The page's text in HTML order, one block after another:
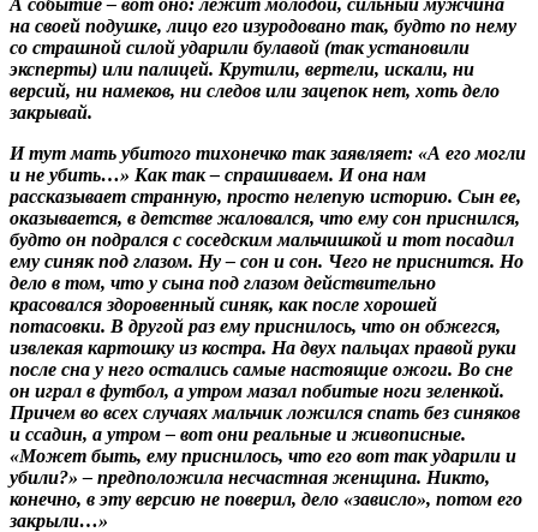
на своей подушке, лицо его изуродовано так, будто по нему
со страшной силой ударили булавой (так установили
эксперты) или палицей. Крутили, вертели, искали, ни
версий, ни намеков, ни следов или зацепок нет, хоть дело
закрывай.
И тут мать убитого тихонечко так заявляет: «А его могли
и не убить…» Как так – спрашиваем. И она нам
рассказывает странную, просто нелепую историю. Сын ее,
оказывается, в детстве жаловался, что ему сон приснился,
будто он подрался с соседским мальчишкой и тот посадил
ему синяк под глазом. Ну – сон и сон. Чего не приснится. Но
дело в том, что у сына под глазом действительно
красовался здоровенный синяк, как после хорошей
потасовки. В другой раз ему приснилось, что он обжегся,
извлекая картошку из костра. На двух пальцах правой руки
после сна у него остались самые настоящие ожоги. Во сне
он играл в футбол, а утром мазал побитые ноги зеленкой.
Причем во всех случаях мальчик ложился спать без синяков
и ссадин, а утром – вот они реальные и живописные.
«Может быть, ему приснилось, что его вот так ударили и
убили?» – предположила несчастная женщина. Никто,
конечно, в эту версию не поверил, дело «зависло», потом его
закрыли…»